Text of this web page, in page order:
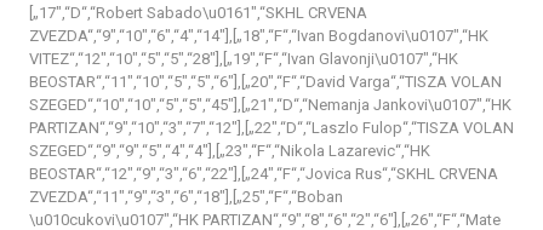
[„17″,“D“,“Robert Sabado\u0161″,“SKHL CRVENA
ZVEZDA“,“9″,“10″,“6″,“4″,“14″],[„18″,“F“,“Ivan Bogdanovi\u0107″,“HK
VITEZ“,“12″,“10″,“5″,“5″,“28″],[„19″,“F“,“Ivan Glavonji\u0107″,“HK
BEOSTAR“,“11″,“10″,“5″,“5″,“6″],[„20″,“F“,“David Varga“,“TISZA VOLAN
SZEGED“,“10″,“10″,“5″,“5″,“45″],[„21″,“D“,“Nemanja Jankovi\u0107″,“HK
PARTIZAN“,“9″,“10″,“3″,“7″,“12″],[„22″,“D“,“Laszlo Fulop“,“TISZA VOLAN
SZEGED“,“9″,“9″,“5″,“4″,“4″],[„23″,“F“,“Nikola Lazarevic“,“HK
BEOSTAR“,“12″,“9″,“3″,“6″,“22″],[„24″,“F“,“Jovica Rus“,“SKHL CRVENA
ZVEZDA“,“11″,“9″,“3″,“6″,“18″],[„25″,“F“,“Boban
\u010cukovi\u0107″,“HK PARTIZAN“,“9″,“8″,“6″,“2″,“6″],[„26″,“F“,“Mate